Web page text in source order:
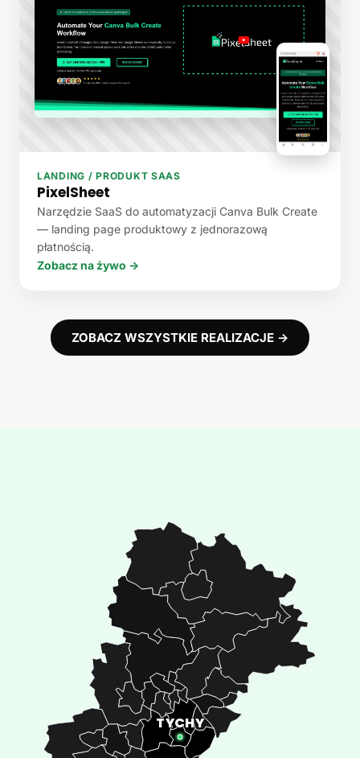
LANDING / PRODUKT SAAS
PixelSheet
Narzędzie SaaS do automatyzacji Canva Bulk Create
— landing page produktowy z jednorazową
płatnością.
Zobacz na żywo →
ZOBACZ WSZYSTKIE REALIZACJE →